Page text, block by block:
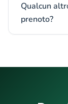
Qualcun
prenoto?